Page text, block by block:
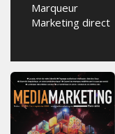
Marqueur
Marketing direct